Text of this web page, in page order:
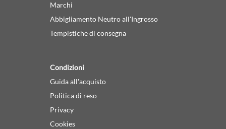
Marchi
Abbigliamento Neutro all'Ingrosso
Tempistiche di consegna
Condizioni
Guida all'acquisto
Politica di reso
Privacy
Cookies